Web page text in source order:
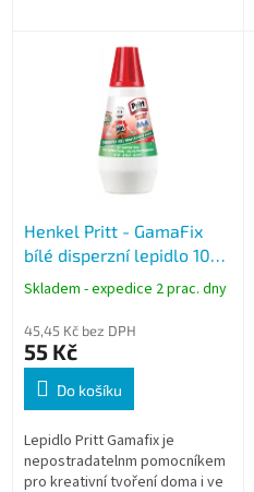
Henkel Pritt - GamaFix
bílé disperzní lepidlo 100
g
Skladem - expedice 2 prac. dny
45,45 Kč bez DPH
55 Kč
Do košíku
Lepidlo Pritt Gamafix je
nepostradatelnm pomocníkem
pro kreativní tvoření doma i ve